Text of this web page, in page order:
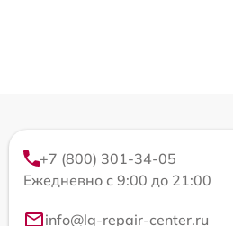
+7 (800) 301-34-05
Ежедневно с 9:00 до 21:00
info@lg-repair-center.ru